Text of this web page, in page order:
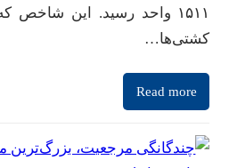
۱۵۱۱ واحد رسید. این
کشتی‌ها…
Read more